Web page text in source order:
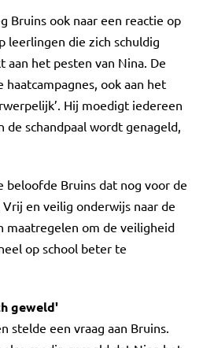
Bruins ook naar een reactie op
leerlingen die zich schuldig
aan het pesten van Nina. De
ook aan het
Hij moedigt iedereen
de schandpaal wordt genageld,
beloofde Bruins dat nog voor de
en veilig onderwijs naar de
maatregelen om de veiligheid
op school beter te
geweld'
stelde een vraag aan Bruins.